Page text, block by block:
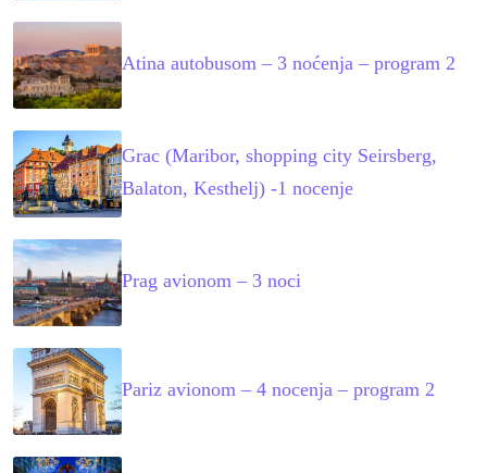
Atina autobusom – 3 noćenja – program 2
Grac (Maribor, shopping city Seirsberg,
Balaton, Kesthelj) -1 nocenje
Prag avionom – 3 noci
Pariz avionom – 4 nocenja – program 2